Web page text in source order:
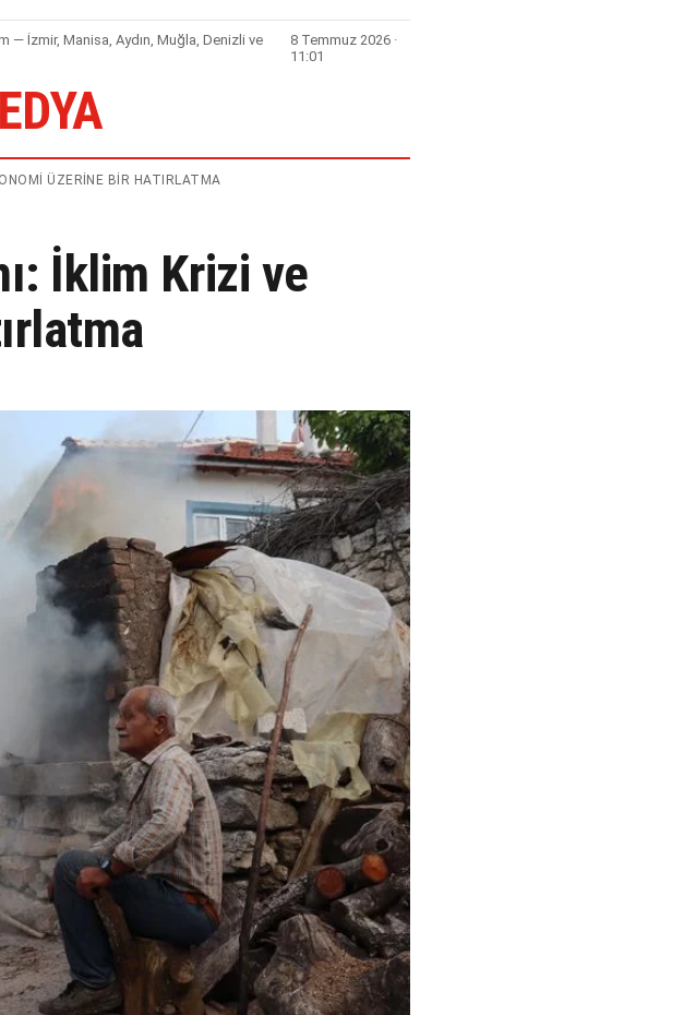
İzmir, Manisa, Aydın, Muğla, Denizli ve
8 Temmuz 2026 ·
11:01
ÜZERINE BIR HATIRLATMA
İklim Krizi ve